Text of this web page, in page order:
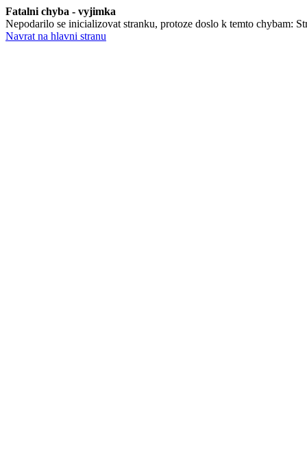
Fatalni chyba - vyjimka
Nepodarilo se inicializovat stranku, protoze doslo k temto chybam:
Navrat na hlavni stranu